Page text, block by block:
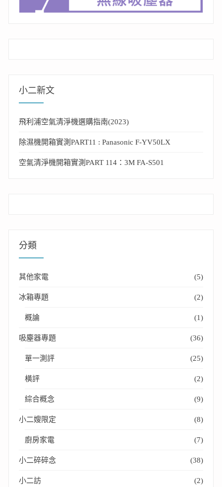
小二新文
飛利浦空氣清淨機選購指南(2023)
除濕機開箱實測PART11 : Panasonic F-YV50LX
空氣清淨機開箱實測PART 114：3M FA-S501
分類
其他家電 (5)
冰箱專題 (2)
概論 (1)
吸塵器專題 (36)
單一測評 (25)
橫評 (2)
綜合概念 (9)
小二嫂限定 (8)
廚房家電 (7)
小二碎碎念 (38)
小二訪 (2)